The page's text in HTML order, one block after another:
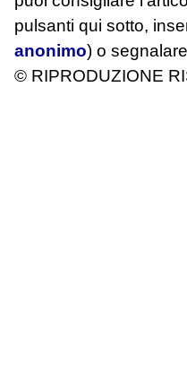
pulsanti qui sotto,
anonimo) o
© RIPRODUZIONE